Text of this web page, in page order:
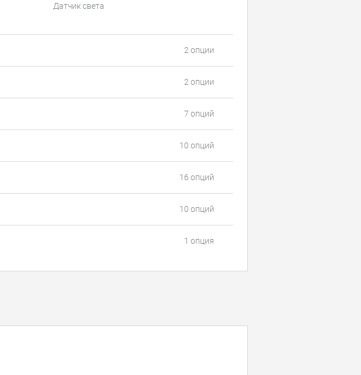
Датчик света
2 опции
2 опции
7 опций
10 опций
16 опций
10 опций
1 опция